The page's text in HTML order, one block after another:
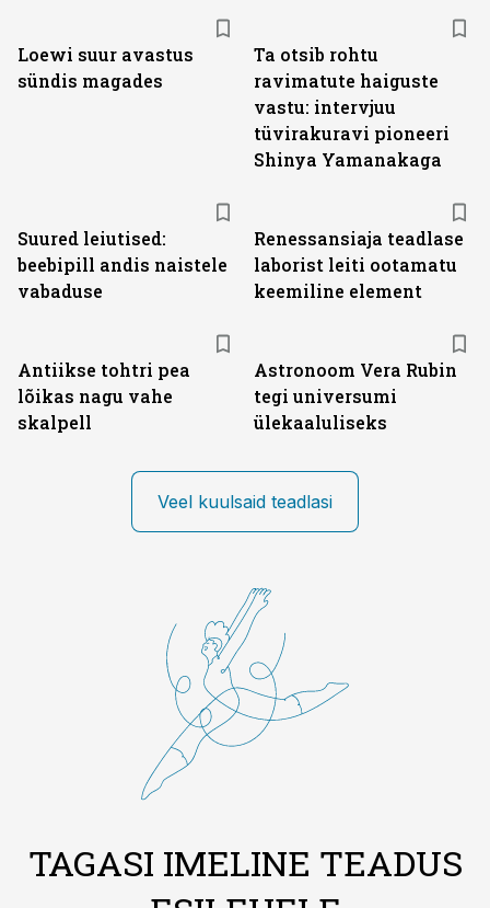
Loewi suur avastus
sündis magades
Ta otsib rohtu
ravimatute haiguste
vastu: intervjuu
tüvirakuravi pioneeri
Shinya Yamanakaga
Suured leiutised:
beebipill andis naistele
vabaduse
Renessansiaja teadlase
laborist leiti ootamatu
keemiline element
Antiikse tohtri pea
lõikas nagu vahe
skalpell
Astronoom Vera Rubin
tegi universumi
ülekaaluliseks
Veel kuulsaid teadlasi
TAGASI IMELINE TEADUS